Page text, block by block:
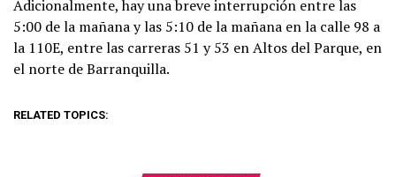
Adicionalmente, hay una breve interrupción entre las
5:00 de la mañana y las 5:10 de la mañana en la calle 98 a
la 110E, entre las carreras 51 y 53 en Altos del Parque, en
el norte de Barranquilla.
RELATED TOPICS: